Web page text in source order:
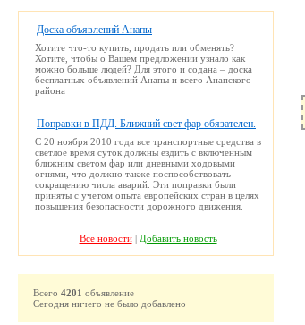
Доска объявлений Анапы
Хотите что-то купить, продать или обменять?
Хотите, чтобы о Вашем предложении узнало как
можно больше людей? Для этого и содана – доска
бесплатных объявлений Анапы и всего Анапского
района
Поправки в ПДД. Ближний свет фар обязателен.
С 20 ноября 2010 года все транспортные средства в
светлое время суток должны ездить с включенным
ближним светом фар или дневными ходовыми
огнями, что должно также поспособствовать
сокращению числа аварий. Эти поправки были
приняты с учетом опыта европейских стран в целях
повышения безопасности дорожного движения.
Все новости| Добавить новость
Всего 4201 объявление
Сегодня ничего не было добавлено